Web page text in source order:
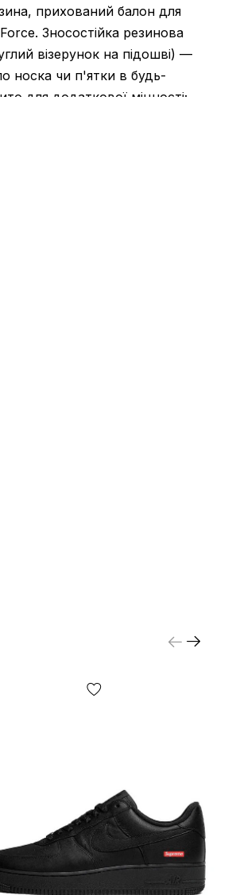
прихований балон для
Зносостійка резинова
візерунок на підошві) —
носка чи п'ятки в будь-
для додаткової міцності;
накладкою в області
та перфорованим
весни до осені, а за
широт — добре